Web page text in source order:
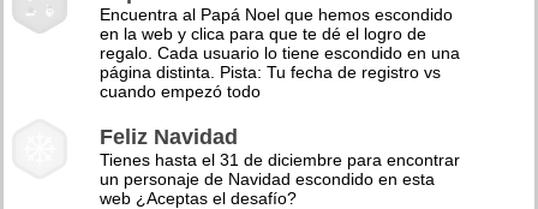
Encuentra al Papá Noel que hemos escondido
en la web y clica para que te dé el logro de
regalo. Cada usuario lo tiene escondido en una
página distinta. Pista: Tu fecha de registro vs
cuando empezó todo
Feliz Navidad
Tienes hasta el 31 de diciembre para encontrar
un personaje de Navidad escondido en esta
web ¿Aceptas el desafío?